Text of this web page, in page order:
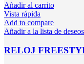
Añadir al carrito
Vista rápida
Add to compare
Añadir a la lista de deseos
RELOJ